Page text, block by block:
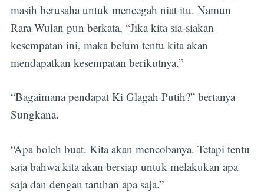
masih berusaha untuk mencegah niat itu. Namun
Rara Wulan pun berkata, “Jika kita sia-siakan
kesempatan ini, maka belum tentu kita akan
mendapatkan kesempatan berikutnya.”
“Bagaimana pendapat Ki Glagah Putih?” bertanya
Sungkana.
“Apa boleh buat. Kita akan mencobanya. Tetapi tentu
saja bahwa kita akan bersiap untuk melakukan apa
saja dan dengan taruhan apa saja.”